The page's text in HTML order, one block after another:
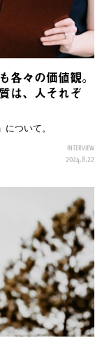
各々の価値観。
は、人それぞ
ついて。
INTERVIEW
2024.8.22